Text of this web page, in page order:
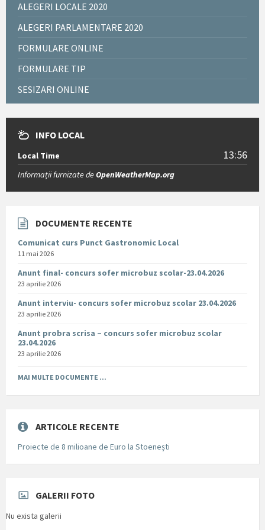
ALEGERI LOCALE 2020
ALEGERI PARLAMENTARE 2020
FORMULARE ONLINE
FORMULARE TIP
SESIZARI ONLINE
INFO LOCAL
Local Time 13:56
Informații furnizate deOpenWeatherMap.org
DOCUMENTE RECENTE
Comunicat curs Punct Gastronomic Local
11 mai 2026
Anunt final- concurs sofer microbuz scolar-23.04.2026
23 aprilie 2026
Anunt interviu- concurs sofer microbuz scolar 23.04.2026
23 aprilie 2026
Anunt probra scrisa – concurs sofer microbuz scolar
23.04.2026
23 aprilie 2026
MAI MULTE DOCUMENTE ...
ARTICOLE RECENTE
Proiecte de 8 milioane de Euro la Stoenești
GALERII FOTO
Nu exista galerii